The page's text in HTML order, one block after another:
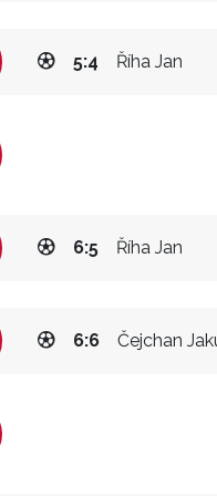
Říha Jan
5:4
Říha Jan
6:5
Čejchan
6:6